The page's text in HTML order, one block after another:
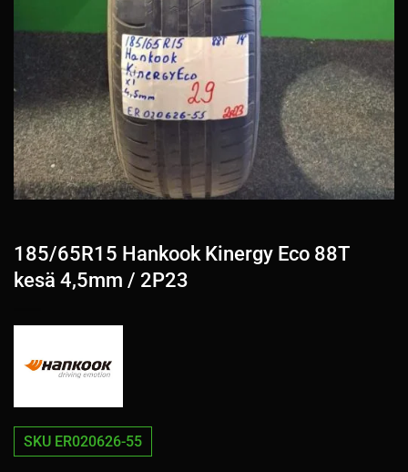
185/65R15 Hankook Kinergy Eco 88T
kesä 4,5mm / 2P23
SKU ER020626-55